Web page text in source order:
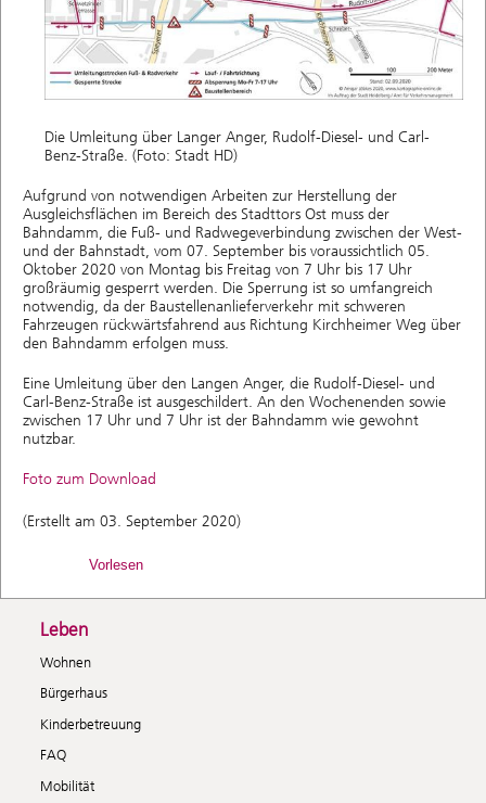
Die Umleitung über Langer Anger, Rudolf-Diesel- und Carl-
Benz-Straße. (Foto: Stadt HD)
Aufgrund von notwendigen Arbeiten zur Herstellung der
Ausgleichsflächen im Bereich des Stadttors Ost muss der
Bahndamm, die Fuß- und Radwegeverbindung zwischen der West-
und der Bahnstadt, vom 07. September bis voraussichtlich 05.
Oktober 2020 von Montag bis Freitag von 7 Uhr bis 17 Uhr
großräumig gesperrt werden. Die Sperrung ist so umfangreich
notwendig, da der Baustellenanlieferverkehr mit schweren
Fahrzeugen rückwärtsfahrend aus Richtung Kirchheimer Weg über
den Bahndamm erfolgen muss.
Eine Umleitung über den Langen Anger, die Rudolf-Diesel- und
Carl-Benz-Straße ist ausgeschildert. An den Wochenenden sowie
zwischen 17 Uhr und 7 Uhr ist der Bahndamm wie gewohnt
nutzbar.
Foto zum Download
(Erstellt am 03. September 2020)
Vorlesen
Leben
Wohnen
Bürgerhaus
Kinderbetreuung
FAQ
Mobilität